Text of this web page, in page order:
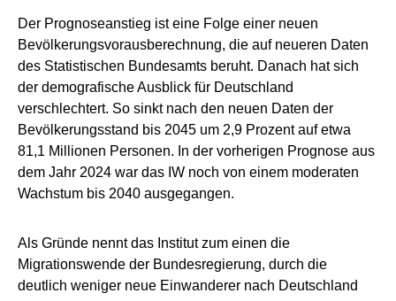
Der Prognoseanstieg ist eine Folge einer neuen
Bevölkerungsvorausberechnung, die auf neueren Daten
des Statistischen Bundesamts beruht. Danach hat sich
der demografische Ausblick für Deutschland
verschlechtert. So sinkt nach den neuen Daten der
Bevölkerungsstand bis 2045 um 2,9 Prozent auf etwa
81,1 Millionen Personen. In der vorherigen Prognose aus
dem Jahr 2024 war das IW noch von einem moderaten
Wachstum bis 2040 ausgegangen.
Als Gründe nennt das Institut zum einen die
Migrationswende der Bundesregierung, durch die
deutlich weniger neue Einwanderer nach Deutschland